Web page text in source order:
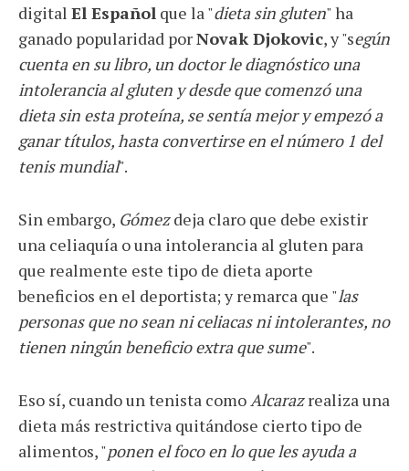
digital El Español que la "dieta sin gluten" ha
ganado popularidad porNovak Djokovic, y "según
cuenta en su libro, un doctor le diagnóstico una
intolerancia al gluten y desde que comenzó una
dieta sin esta proteína, se sentía mejor y empezó a
ganar títulos, hasta convertirse en el número 1 del
tenis mundial".
Sin embargo, Gómezdeja claro que debe existir
una celiaquía o una intolerancia al gluten para
que realmente este tipo de dieta aporte
beneficios en el deportista; y remarca que "las
personas que no sean ni celiacas ni intolerantes, no
tienen ningún beneficio extra que sume".
Eso sí, cuando un tenista comoAlcarazrealiza una
dieta más restrictiva quitándose cierto tipo de
alimentos, "ponen el foco en lo que les ayuda a